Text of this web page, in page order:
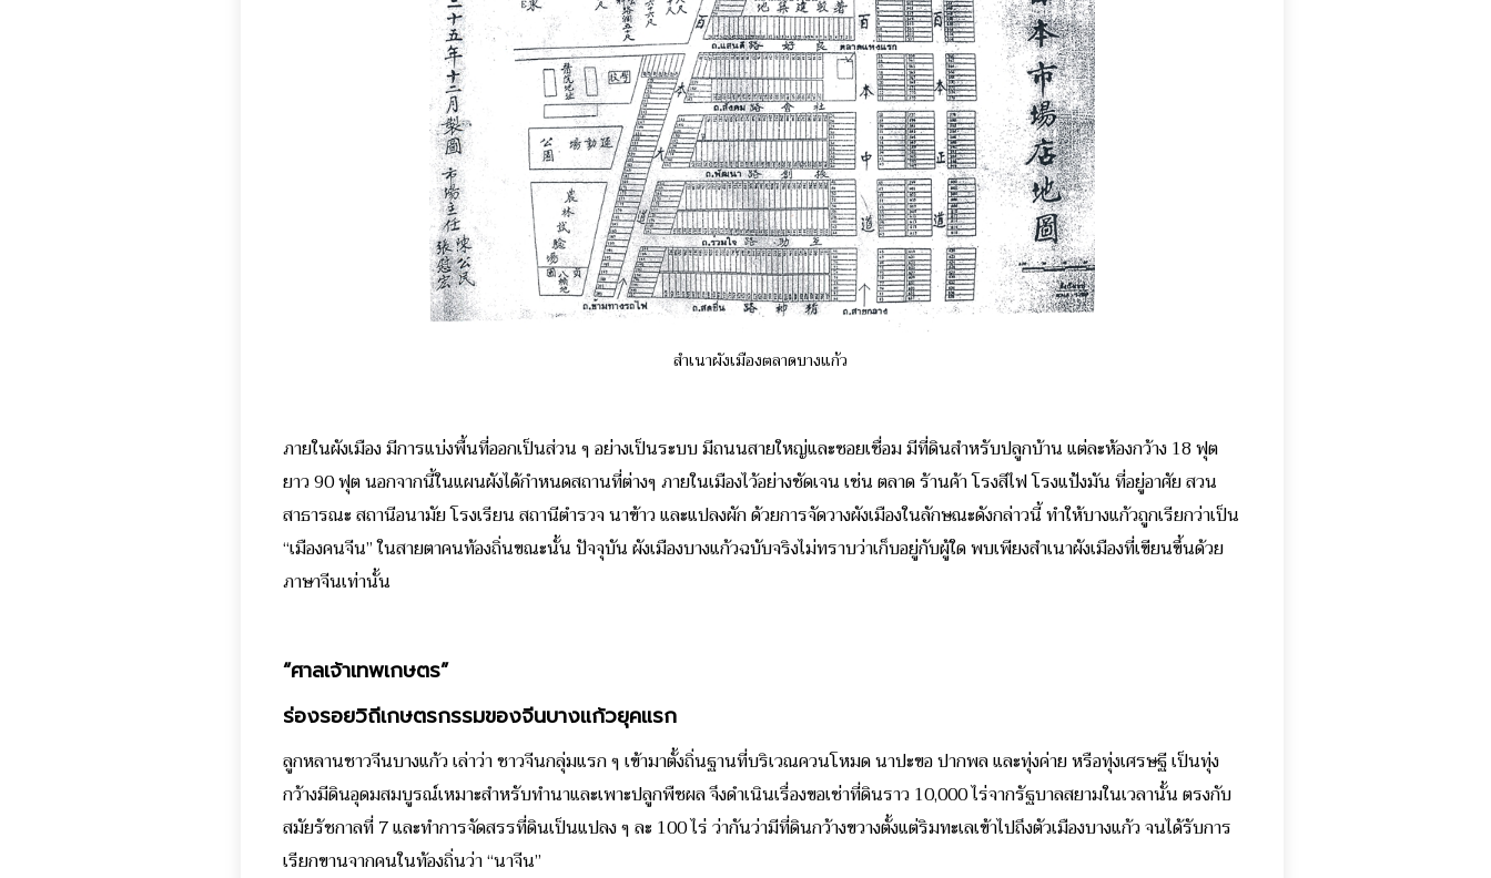
สำเนาผังเมืองตลาดบางแก้ว
ภายในผังเมือง มีการแบ่งพื้นที่ออกเป็นส่วน ๆ อย่างเป็นระบบ มีถนนสายใหญ่และซอยเชื่อม มีที่ดินสำหรับปลูกบ้าน แต่ละห้องกว้าง 18 ฟุต
ยาว 90 ฟุต นอกจากนี้ในแผนผังได้กำหนดสถานที่ต่างๆ ภายในเมืองไว้อย่างชัดเจน เช่น ตลาด ร้านค้า โรงสีไฟ โรงแป้งมัน ที่อยู่อาศัย สวน
สาธารณะ สถานีอนามัย โรงเรียน สถานีตำรวจ นาข้าว และแปลงผัก ด้วยการจัดวางผังเมืองในลักษณะดังกล่าวนี้ ทำให้บางแก้วถูกเรียกว่าเป็น
“เมืองคนจีน” ในสายตาคนท้องถิ่นขณะนั้นปัจจุบัน ผังเมืองบางแก้วฉบับจริงไม่ทราบว่าเก็บอยู่กับผู้ใด พบเพียงสำเนาผังเมืองที่เขียนขึ้นด้วย
ภาษาจีนเท่านั้น
“ศาลเจ้าเทพเกษตร”
ร่องรอยวิถีเกษตรกรรมของจีนบางแก้วยุคแรก
ลูกหลานชาวจีนบางแก้ว เล่าว่า ชาวจีนกลุ่มแรก ๆ เข้ามาตั้งถิ่นฐานที่บริเวณควนโหมด นาปะขอ ปากพล และทุ่งค่าย หรือทุ่งเศรษฐี เป็นทุ่ง
กว้างมีดินอุดมสมบูรณ์เหมาะสำหรับทำนาและเพาะปลูกพืชผล จึงดำเนินเรื่องขอเช่าที่ดินราว 10,000 ไร่จากรัฐบาลสยามในเวลานั้น ตรงกับ
สมัยรัชกาลที่ 7 และทำการจัดสรรที่ดินเป็นแปลง ๆ ละ 100 ไร่ ว่ากันว่ามีที่ดินกว้างขวางตั้งแต่ริมทะเลเข้าไปถึงตัวเมืองบางแก้ว จนได้รับการ
เรียกขานจากคนในท้องถิ่นว่า “นาจีน”